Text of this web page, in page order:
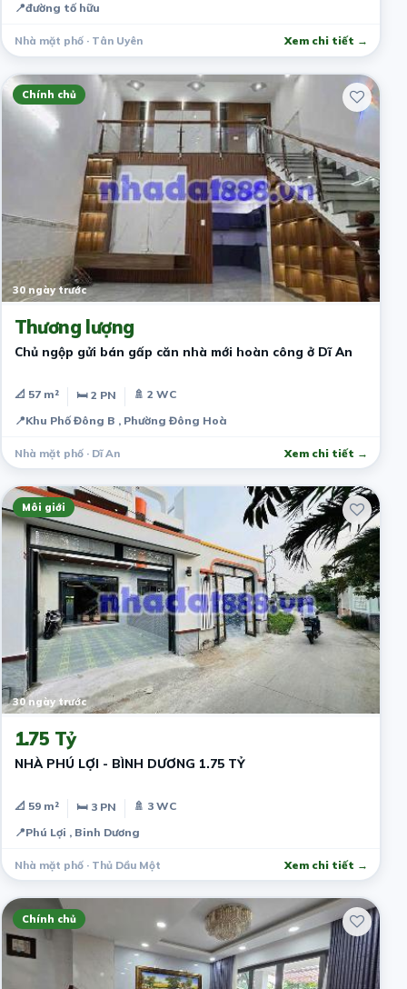
📍đường tố hữu
Nhà mặt phố · Tân Uyên Xem chi tiết →
Chính chủ
30 ngày trước
Thương lượng
Chủ ngộp gửi bán gấp căn nhà mới hoàn công ở Dĩ An
📐 57 m² 🛏 2 PN
🚿 2 WC
📍Khu Phố Đông B , Phường Đông Hoà
Nhà mặt phố · Dĩ An Xem chi tiết →
Môi giới
30 ngày trước
1.75 Tỷ
NHÀ PHÚ LỢI - BÌNH DƯƠNG 1.75 TỶ
📐 59 m² 🛏 3 PN
🚿 3 WC
📍Phú Lợi , Binh Dương
Nhà mặt phố · Thủ Dầu Một Xem chi tiết →
Chính chủ